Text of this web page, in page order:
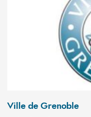
Ville de Grenoble